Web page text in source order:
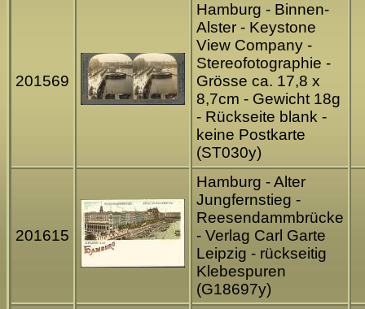
201569
Hamburg - Binnen-
Alster - Keystone
View Company -
Stereofotographie -
Grösse ca. 17,8 x
8,7cm - Gewicht 18g
- Rückseite blank -
keine Postkarte
(ST030y)
201615
Hamburg - Alter
Jungfernstieg -
Reesendammbrücke
- Verlag Carl Garte
Leipzig - rückseitig
Klebespuren
(G18697y)